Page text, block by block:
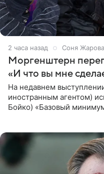
2 часа назад Соня Жарова
Моргенштерн
«И что вы мне
На недавнем
иностранным агентом)
Бойко) «Базовый